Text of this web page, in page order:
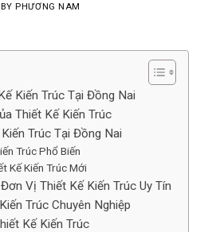
BYPHƯƠNG NAM
Kiến Trúc Tại Đồng Nai
Thiết Kế Kiến Trúc
Trúc Tại Đồng Nai
Trúc Phổ Biến
Kế Kiến Trúc Mới
Vị Thiết Kế Kiến Trúc Uy Tín
Trúc Chuyên Nghiệp
Kế Kiến Trúc